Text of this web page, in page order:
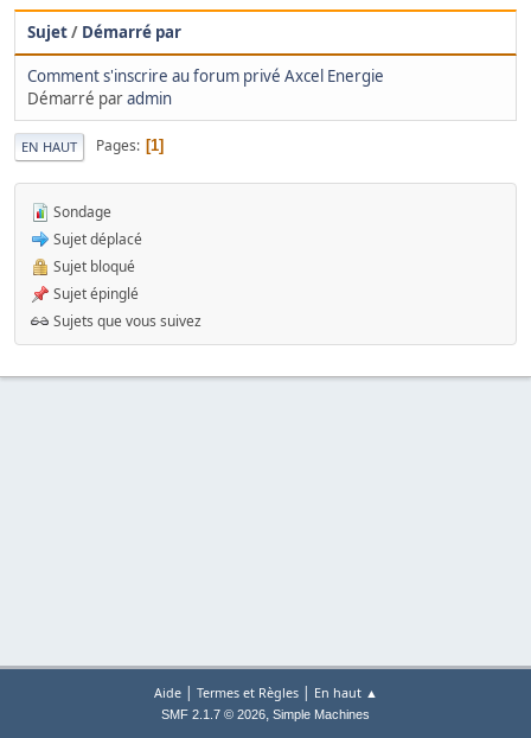
Sujet/ Démarré par
Comment s'inscrire au forum privé Axcel Energie
Démarré paradmin
EN HAUT Pages 1
Sondage
Sujet déplacé
Sujet bloqué
Sujet épinglé
Sujets que vous suivez
Aide| Termes et Règles| En haut ▲
SMF 2.1.7 © 2026, Simple Machines